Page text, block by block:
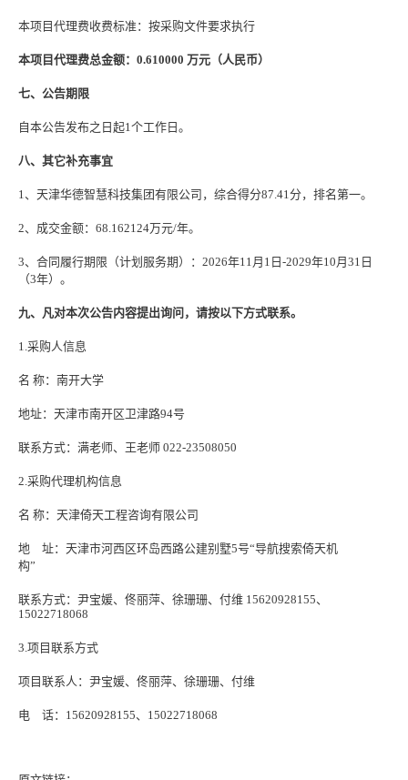
本项目代理费收费标准：按采购文件要求执行
本项目代理费总金额： 0.610000 万元（人民币）
七、公告期限
自本公告发布之日起1个工作日。
八、其它补充事宜
1、天津华德智慧科技集团有限公司，综合得分87.41分，排名第一。
2、成交金额：68.162124万元/年。
3、合同履行期限（计划服务期）：2026年11月1日-2029年10月31日
（3年）。
九、凡对本次公告内容提出询问，请按以下方式联系。
1.采购人信息
名 称：南开大学
地址：天津市南开区卫津路94号
联系方式：满老师、王老师 022-23508050
2.采购代理机构信息
名 称：天津倚天工程咨询有限公司
地 址：天津市河西区环岛西路公建别墅5号“导航搜索倚天机
构”
联系方式：尹宝媛、佟丽萍、徐珊珊、付维 15620928155、
15022718068
3.项目联系方式
项目联系人：尹宝媛、佟丽萍、徐珊珊、付维
电 话： 15620928155、15022718068